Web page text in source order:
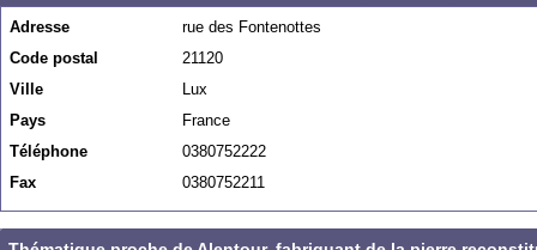
Adresse
rue des Fontenottes
Code postal
21120
Ville
Lux
Pays
France
Téléphone
0380752222
Fax
0380752211